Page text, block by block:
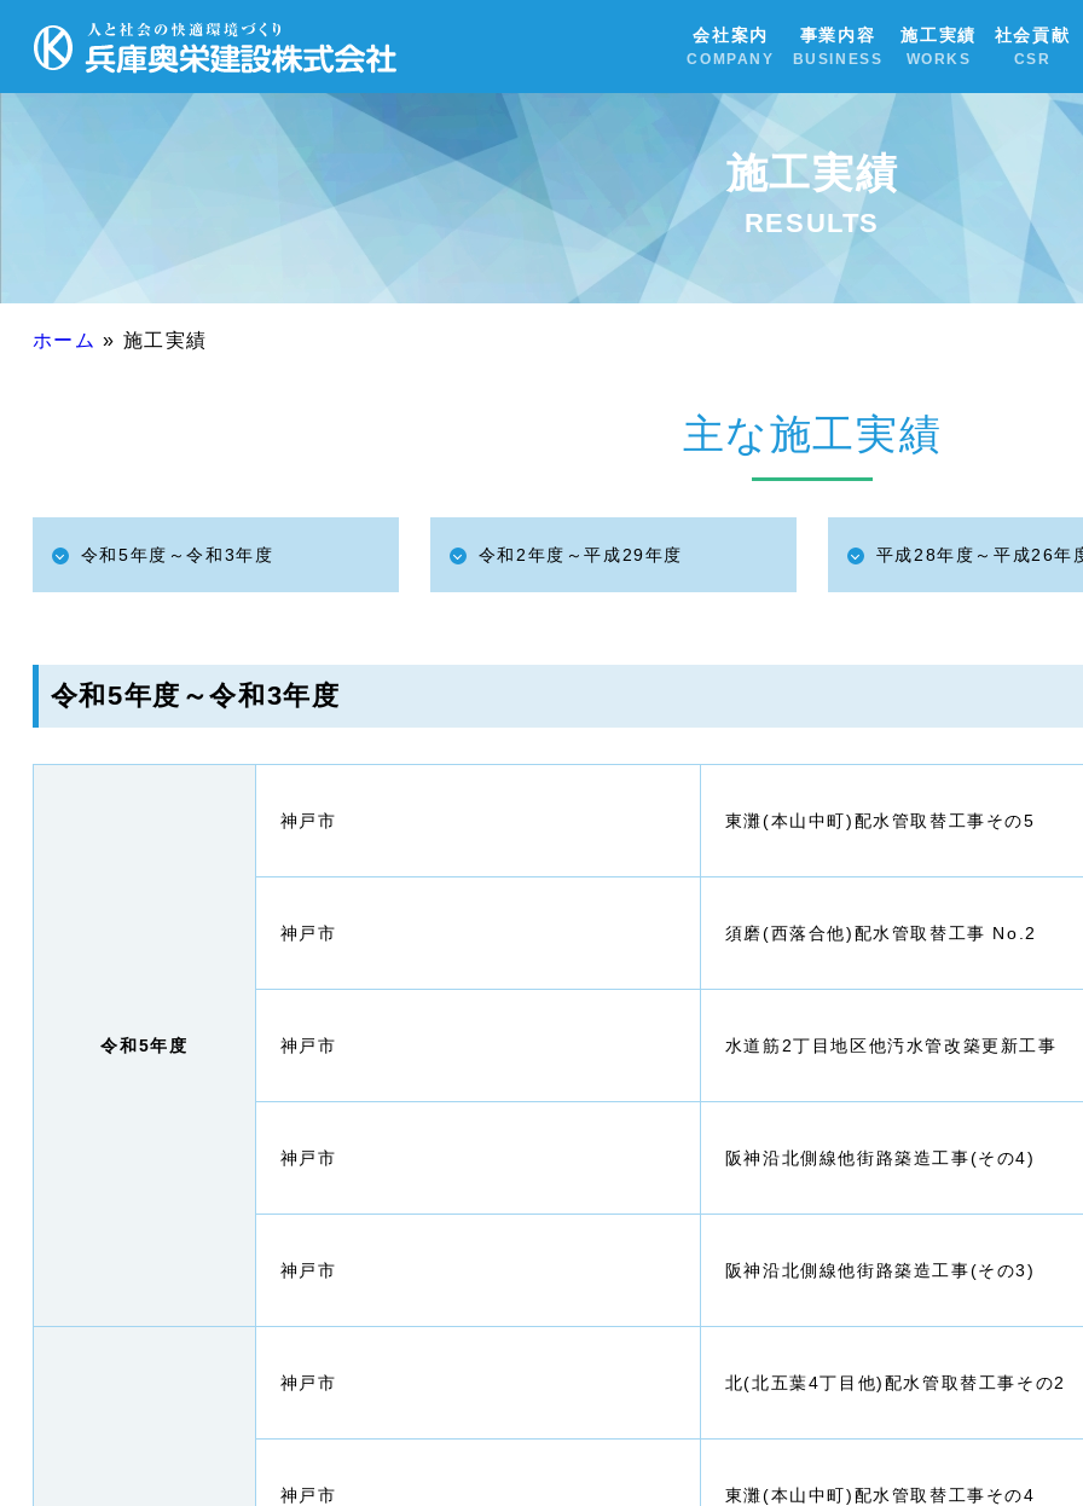
会社案内
COMPANY
事業内容
BUSINESS
施工実績
WORKS
社会貢献
CSR
施工実績
RESULTS
ホーム » 施工実績
主な施工実績
令和5年度～令和3年度 令和2年度～平成29年度 平成28年度～平成26年
令和5年度～令和3年度
令和5年度
神戸市 東灘(本山中町)配水管取替工事その5
神戸市 須磨(西落合他)配水管取替工事 No.2
神戸市 水道筋2丁目地区他汚水管改築更新工事
神戸市 阪神沿北側線他街路築造工事(その4)
神戸市 阪神沿北側線他街路築造工事(その3)
神戸市 北(北五葉4丁目他)配水管取替工事その2
神戸市 東灘(本山中町)配水管取替工事その4